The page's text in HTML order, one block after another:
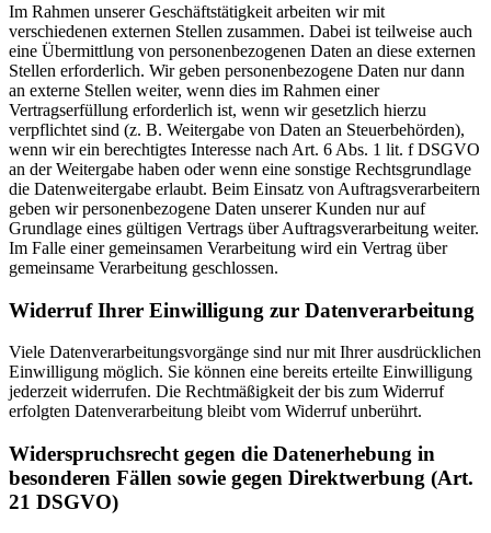
Im Rahmen unserer Geschäftstätigkeit arbeiten wir mit
verschiedenen externen Stellen zusammen. Dabei ist teilweise auch
eine Übermittlung von personenbezogenen Daten an diese externen
Stellen erforderlich. Wir geben personenbezogene Daten nur dann
an externe Stellen weiter, wenn dies im Rahmen einer
Vertragserfüllung erforderlich ist, wenn wir gesetzlich hierzu
verpflichtet sind (z. B. Weitergabe von Daten an Steuerbehörden),
wenn wir ein berechtigtes Interesse nach Art. 6 Abs. 1 lit. f DSGVO
an der Weitergabe haben oder wenn eine sonstige Rechtsgrundlage
die Datenweitergabe erlaubt. Beim Einsatz von Auftragsverarbeitern
geben wir personenbezogene Daten unserer Kunden nur auf
Grundlage eines gültigen Vertrags über Auftragsverarbeitung weiter.
Im Falle einer gemeinsamen Verarbeitung wird ein Vertrag über
gemeinsame Verarbeitung geschlossen.
Widerruf Ihrer Einwilligung zur Datenverarbeitung
Viele Datenverarbeitungsvorgänge sind nur mit Ihrer ausdrücklichen
Einwilligung möglich. Sie können eine bereits erteilte Einwilligung
jederzeit widerrufen. Die Rechtmäßigkeit der bis zum Widerruf
erfolgten Datenverarbeitung bleibt vom Widerruf unberührt.
Widerspruchsrecht gegen die Datenerhebung in
besonderen Fällen sowie gegen Direktwerbung (Art.
21 DSGVO)